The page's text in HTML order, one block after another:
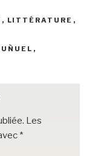
, LITTÉRATURE ,
,
Les
*